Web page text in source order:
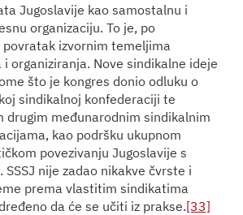
Jugoslavije kao samostalnu i
organizaciju. To je, po
izvornim temeljima
organiziranja. Nove sindikalne ideje
što je kongres donio odluku o
sindikalnoj konfederaciji te
drugim međunarodnim sindikalnim
kao podršku ukupnom
povezivanju Jugoslavije s
nije zadao nikakve čvrste i
prema vlastitim sindikatima
da će se učiti iz prakse.[33]